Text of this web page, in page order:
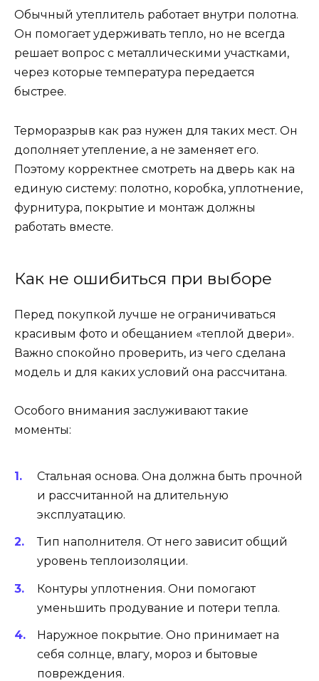
Обычный утеплитель работает внутри полотна.
Он помогает удерживать тепло, но не всегда
решает вопрос с металлическими участками,
через которые температура передается
быстрее.
Терморазрыв как раз нужен для таких мест. Он
дополняет утепление, а не заменяет его.
Поэтому корректнее смотреть на дверь как на
единую систему: полотно, коробка, уплотнение,
фурнитура, покрытие и монтаж должны
работать вместе.
Как не ошибиться при выборе
Перед покупкой лучше не ограничиваться
красивым фото и обещанием «теплой двери».
Важно спокойно проверить, из чего сделана
модель и для каких условий она рассчитана.
Особого внимания заслуживают такие
моменты:
Стальная основа. Она должна быть прочной
и рассчитанной на длительную
эксплуатацию.
Тип наполнителя. От него зависит общий
уровень теплоизоляции.
Контуры уплотнения. Они помогают
уменьшить продувание и потери тепла.
Наружное покрытие. Оно принимает на
себя солнце, влагу, мороз и бытовые
повреждения.